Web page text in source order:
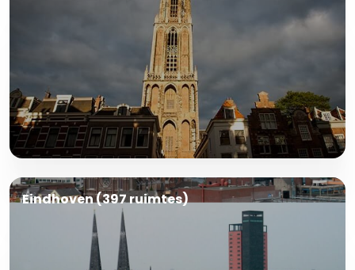
Eindhoven (397 ruimtes)